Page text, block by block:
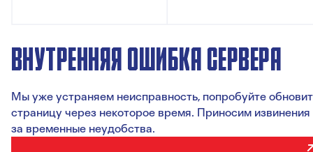
ВНУТРЕННЯЯ ОШИБКА СЕРВЕРА
Мы уже устраняем неисправность, попробуйте
страницу через некоторое время. Приносим извинения
за временные неудобства.